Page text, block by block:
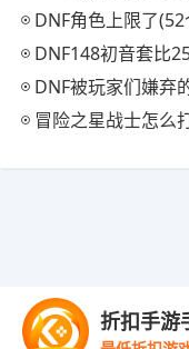
DNF角色上限了(52个) 若删除个别角色冒险
DNF148初音套比259刀剑神域便宜多
DNF被玩家们嫌弃的超能战队套
冒险之星战士怎么
折扣手游
Copyright © 2021-2035
2024039155号-2抵制不良